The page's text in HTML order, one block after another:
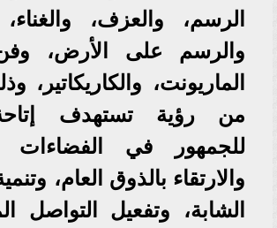
الرسم، والعزف،
والرسم على الأرض،
الماريونت، والكاريكاتير،
من رؤية تستهدف
للجمهور في الفضاءات
والارتقاء بالذوق العام،
الشابة، وتفعيل التواصل